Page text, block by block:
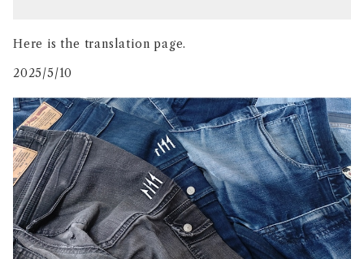
Here is the translation page.
2025/5/10